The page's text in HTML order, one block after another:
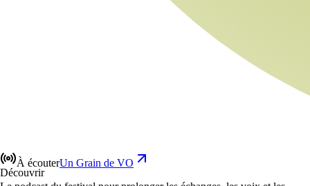
À écouterUn Grain de VO
Découvrir